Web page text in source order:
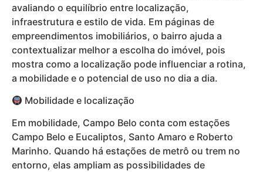
avaliando o equilíbrio entre localização,
infraestrutura e estilo de vida. Em páginas de
empreendimentos imobiliários, o bairro ajuda a
contextualizar melhor a escolha do imóvel, pois
mostra como a localização pode influenciar a rotina,
a mobilidade e o potencial de uso no dia a dia.
Mobilidade e localização
Em mobilidade, Campo Belo conta com estações
Campo Belo e Eucaliptos, Santo Amaro e Roberto
Marinho. Quando há estações de metrô ou trem no
entorno, elas ampliam as possibilidades de